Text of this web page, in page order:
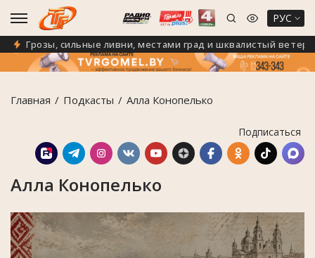
РУС
Грозы, сильные ливни, местами град и шквалистый ветер с
Главная Подкасты Алла Конопелько
Подписаться
Алла Конопелько